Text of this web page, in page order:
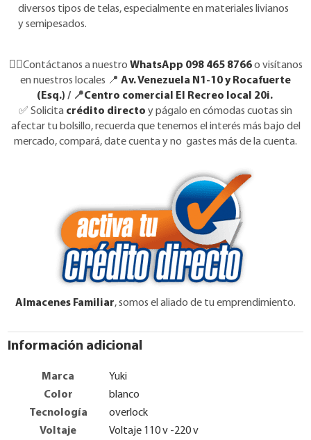
diversos tipos de telas, especialmente en materiales livianos
y semipesados.
👉🏼Contáctanos a nuestro WhatsApp 098 465 8766o visítanos
en nuestros locales 📍 Av. Venezuela N1-10 y Rocafuerte
(Esq.) / 📍Centro comercial El Recreo local 20i.
✅ Solicita crédito directo y págalo en cómodas cuotas sin
afectar tu bolsillo, recuerda que tenemos el interés más bajo del
mercado, compará, date cuenta y no gastes más de la cuenta.
Almacenes Familiar, somos el aliado de tu emprendimiento.
Información adicional
Marca
Yuki
Color
blanco
Tecnología
overlock
Voltaje
Voltaje 110 v -220 v